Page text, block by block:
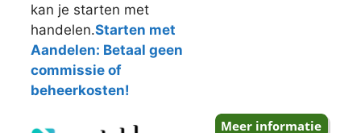
kan je starten met
handelen.Starten met
Aandelen: Betaal geen
commissie of
beheerkosten!